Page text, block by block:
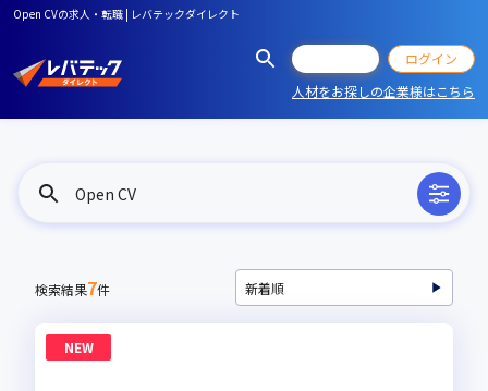
Open CVの求人・転職 | レバテックダイレクト
ログイン
人材をお探しの企業様はこちら
Open CV
検索結果7件
NEW